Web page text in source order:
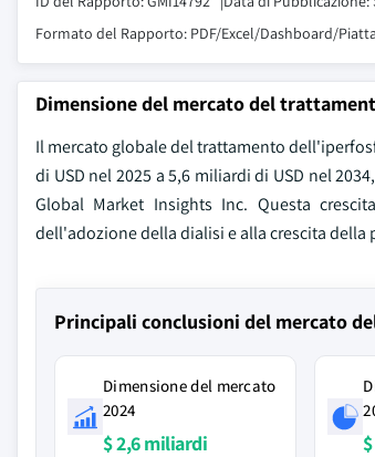
Formato del Rapporto: PDF/Excel/Dashboard/
Dimensione del mercato del
Il mercato globale del trattamento
di USD nel 2025 a 5,6 miliardi di USD nel
Global Market Insights Inc. Questa
dell'adozione della dialisi e alla crescita della
Principali conclusioni del mercato
Dimensione del mercato
2024
$ 2,6 miliardi